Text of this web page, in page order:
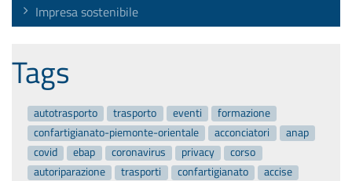
Impresa sostenibile
Tags
autotrasporto trasporto eventi
formazione
confartigianato-piemonte-orientale
acconciatori
anap
covid
ebap coronavirus privacy
corso
autoriparazione
trasporti confartigianato
accise